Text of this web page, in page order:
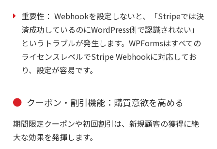
重要性： Webhookを設定しないと、「Stripeでは決
済成功しているのにWordPress側で認識されない」
というトラブルが発生します。WPFormsはすべての
ライセンスレベルでStripe Webhookに対応してお
り、設定が容易です。
クーポン・割引機能：購買意欲を高める
期間限定クーポンや初回割引は、新規顧客の獲得に絶
大な効果を発揮します。